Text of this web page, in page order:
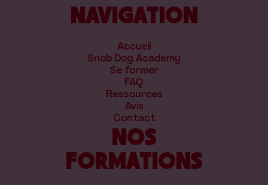
NAVIGATION
Accueil
Snob Dog Academy
Se former
FAQ
Ressources
Avis
Contact
NOS
FORMATIONS